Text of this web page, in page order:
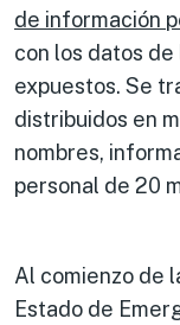
de información
con los datos
expuestos. Se
distribuidos en
nombres,
personal de 20
Al comienzo de
Estado de